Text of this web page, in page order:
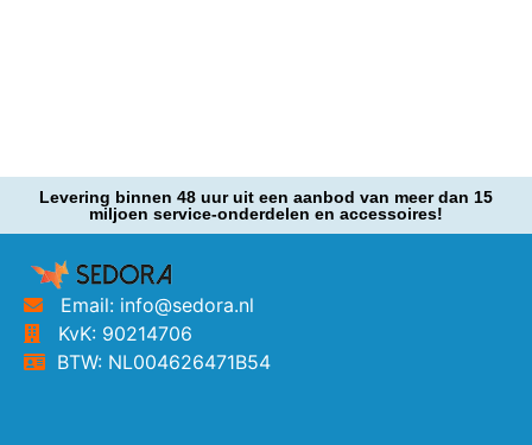
Levering binnen 48 uur uit een aanbod van meer dan 15
miljoen service-onderdelen en accessoires!
Email: info@sedora.nl
KvK: 90214706
BTW: NL004626471B54